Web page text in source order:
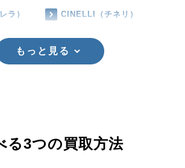
ラ） CINELLI（チネリ）
もっと見る
る3つの買取方法